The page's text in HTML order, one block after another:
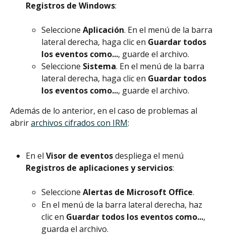
Registros de Windows:
Seleccione Aplicación. En el menú de la barra
lateral derecha, haga clic en Guardar todos
los eventos como..., guarde el archivo.
Seleccione Sistema. En el menú de la barra
lateral derecha, haga clic en Guardar todos
los eventos como..., guarde el archivo.
Además de lo anterior, en el caso de problemas al
abrir archivos cifrados con IRM:
En el Visor de eventos despliega el menú
Registros de aplicaciones y servicios:
Seleccione Alertas de Microsoft Office.
En el menú de la barra lateral derecha, haz
clic en Guardar todos los eventos como...,
guarda el archivo.